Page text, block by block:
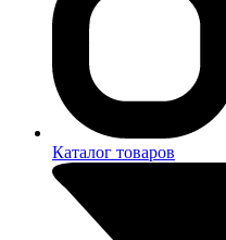
Каталог товаров